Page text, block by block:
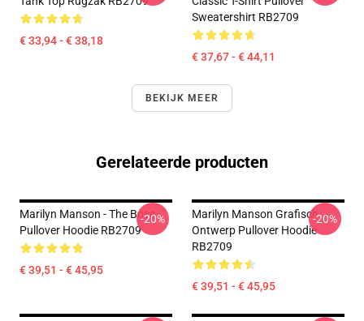
€ 33,94 - € 38,18
Sweatershirt RB2709
€ 37,67 - € 44,11
BEKIJK MEER
Gerelateerde producten
Marilyn Manson - The Boss
Pullover Hoodie RB2709
€ 39,51 - € 45,95
-20%
Marilyn Manson Grafisch
Ontwerp Pullover Hoodie
RB2709
€ 39,51 - € 45,95
-20%